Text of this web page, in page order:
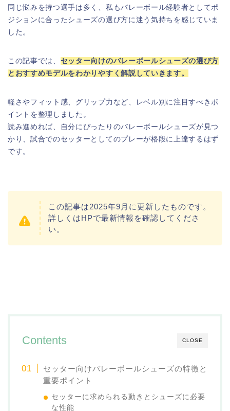
同じ悩みを持つ選手は多く、私もバレーボール経験者としてポ
ジションに合ったシューズの選び方に迷う気持ちを感じていま
した。
この記事では、 セッター向けのバレーボールシューズの選び方
とおすすめモデルをわかりやすく解説していきます。
軽さやフィット感、グリップ力など、レベル別に注目すべきポ
イントを整理しました。
読み進めれば、自分にぴったりのバレーボールシューズが見つ
かり、試合でのセッターとしてのプレーが格段に上達するはず
です。
この記事は2025年9月に更新したものです。
詳しくはHPで最新情報を確認してくださ
い。
CLOSE
Contents
セッター向けバレーボールシューズの特徴と
重要ポイント
セッターに求められる動きとシューズに必要
な性能